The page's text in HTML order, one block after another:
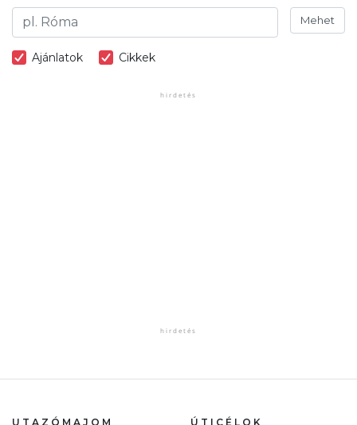
Mehet
Ajánlatok Cikkek
UTAZÓMAJOM ÚTICÉLOK